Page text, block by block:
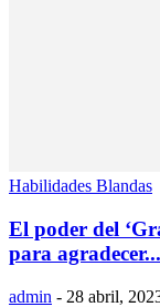
Habilidades Blandas
El poder del
para agradecer...
admin - 28 abril,